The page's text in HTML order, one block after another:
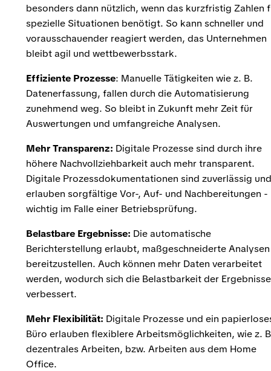
besonders dann nützlich, wenn das kurzfristig Zahlen
spezielle Situationen benötigt. So kann schneller und
vorausschauender reagiert werden, das Unternehmen
bleibt agil und wettbewerbsstark.
Effiziente Prozesse: Manuelle Tätigkeiten wie z. B.
Datenerfassung, fallen durch die Automatisierung
zunehmend weg. So bleibt in Zukunft mehr Zeit für
Auswertungen und umfangreiche Analysen.
Mehr Transparenz: Digitale Prozesse sind durch ihre
höhere Nachvollziehbarkeit auch mehr transparent.
Digitale Prozessdokumentationen sind zuverlässig und
erlauben sorgfältige Vor-, Auf- und Nachbereitungen -
wichtig im Falle einer Betriebsprüfung.
Belastbare Ergebnisse: Die automatische
Berichterstellung erlaubt, maßgeschneiderte Analysen
bereitzustellen. Auch können mehr Daten verarbeitet
werden, wodurch sich die Belastbarkeit der Ergebnisse
verbessert.
Mehr Flexibilität: Digitale Prozesse und ein
Büro erlauben flexiblere Arbeitsmöglichkeiten, wie z.
dezentrales Arbeiten, bzw. Arbeiten aus dem Home
Office.